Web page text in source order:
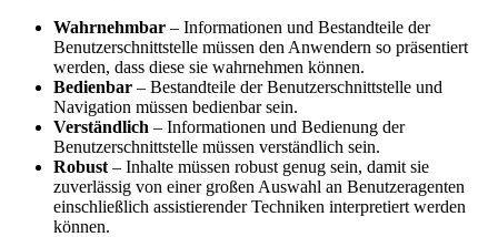
Wahrnehmbar – Informationen und Bestandteile der
Benutzerschnittstelle müssen den Anwendern so präsentiert
werden, dass diese sie wahrnehmen können.
Bedienbar – Bestandteile der Benutzerschnittstelle und
Navigation müssen bedienbar sein.
Verständlich – Informationen und Bedienung der
Benutzerschnittstelle müssen verständlich sein.
Robust – Inhalte müssen robust genug sein, damit sie
zuverlässig von einer großen Auswahl an Benutzeragenten
einschließlich assistierender Techniken interpretiert werden
können.